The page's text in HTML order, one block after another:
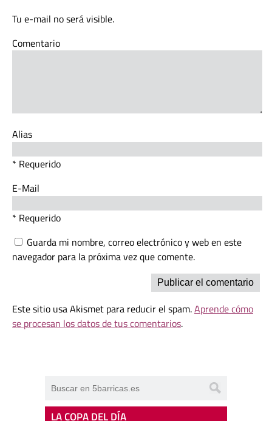
Tu e-mail no será visible.
Comentario
Alias
* Requerido
E-Mail
* Requerido
Guarda mi nombre, correo electrónico y web en este
navegador para la próxima vez que comente.
Este sitio usa Akismet para reducir el spam.Aprende cómo
se procesan los datos de tus comentarios.
LA COPA DEL DÍA